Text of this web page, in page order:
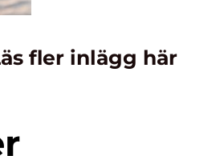
fler inlägg här